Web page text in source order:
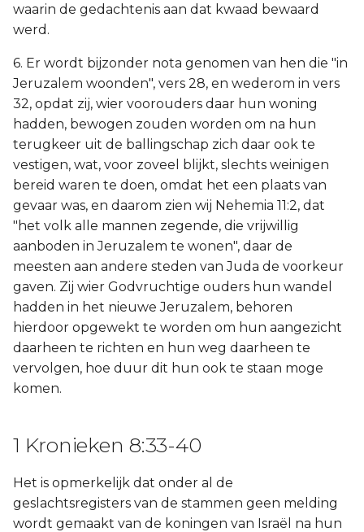
waarin de gedachtenis aan dat kwaad bewaard
werd.
6. Er wordt bijzonder nota genomen van hen die "in
Jeruzalem woonden", vers 28, en wederom in vers
32, opdat zij, wier voorouders daar hun woning
hadden, bewogen zouden worden om na hun
terugkeer uit de ballingschap zich daar ook te
vestigen, wat, voor zoveel blijkt, slechts weinigen
bereid waren te doen, omdat het een plaats van
gevaar was, en daarom zien wij Nehemia 11:2, dat
"het volk alle mannen zegende, die vrijwillig
aanboden in Jeruzalem te wonen", daar de
meesten aan andere steden van Juda de voorkeur
gaven. Zij wier Godvruchtige ouders hun wandel
hadden in het nieuwe Jeruzalem, behoren
hierdoor opgewekt te worden om hun aangezicht
daarheen te richten en hun weg daarheen te
vervolgen, hoe duur dit hun ook te staan moge
komen.
1 Kronieken 8:33-40
Het is opmerkelijk dat onder al de
geslachtsregisters van de stammen geen melding
wordt gemaakt van de koningen van Israël na hun